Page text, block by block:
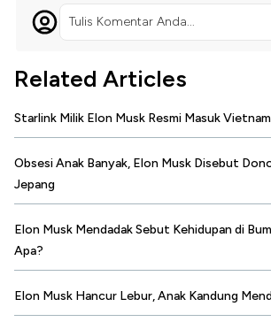
Tulis Komentar Anda...
Related Articles
Starlink Milik Elon Musk Resmi Masuk Vietnam
Obsesi Anak Banyak, Elon Musk Disebut
Jepang
Elon Musk Mendadak Sebut Kehidupan di
Apa?
Elon Musk Hancur Lebur, Anak Kandung